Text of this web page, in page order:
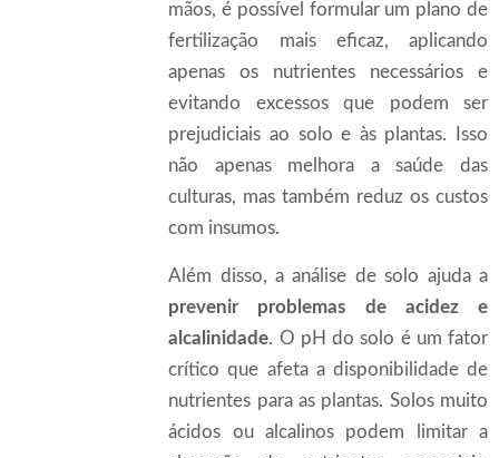
mãos, é possível formular um plano de
fertilização mais eficaz, aplicando
apenas os nutrientes necessários e
evitando excessos que podem ser
prejudiciais ao solo e às plantas. Isso
não apenas melhora a saúde das
culturas, mas também reduz os custos
com insumos.
Além disso, a análise de solo ajuda a
prevenir problemas de acidez e
alcalinidade. O pH do solo é um fator
crítico que afeta a disponibilidade de
nutrientes para as plantas. Solos muito
ácidos ou alcalinos podem limitar a